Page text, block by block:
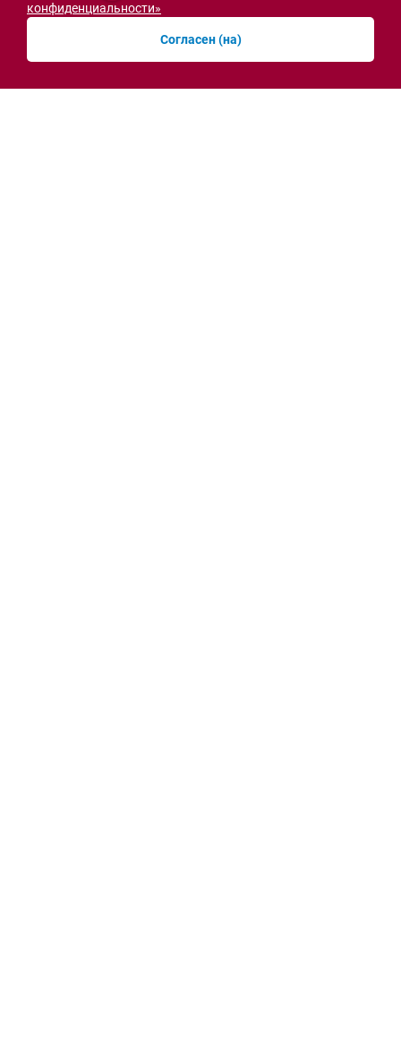
СВО
конфиденциальности»
Согласен (на)